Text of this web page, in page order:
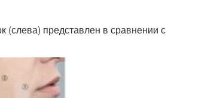
(слева) представлен в сравнении с